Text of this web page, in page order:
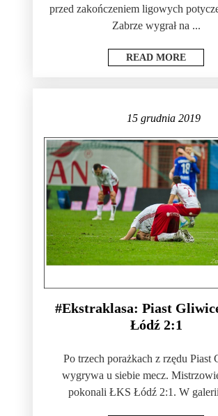
przed zakończeniem ligowych
Zabrze wygrał na ...
READ MORE
15 grudnia 2019
#Ekstraklasa: Piast
Łódź 2:1
Po trzech porażkach z rzędu Piast
wygrywa u siebie mecz.
pokonali ŁKS Łódź 2:1. W